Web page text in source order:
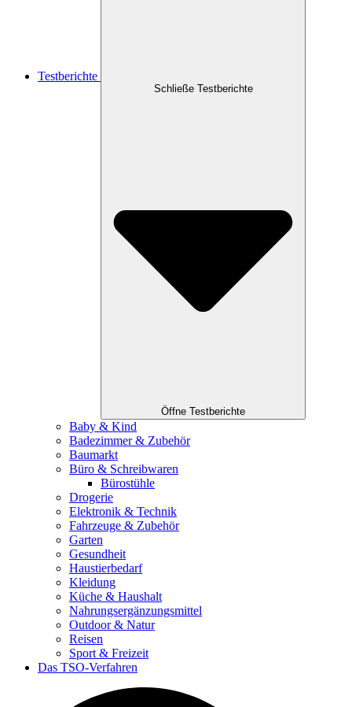
Testberichte
Schließe Testberichte
Öffne Testberichte
Baby & Kind
Badezimmer & Zubehör
Baumarkt
Büro & Schreibwaren
Bürostühle
Drogerie
Elektronik & Technik
Fahrzeuge & Zubehör
Garten
Gesundheit
Haustierbedarf
Kleidung
Küche & Haushalt
Nahrungsergänzungsmittel
Outdoor & Natur
Reisen
Sport & Freizeit
Das TSO-Verfahren